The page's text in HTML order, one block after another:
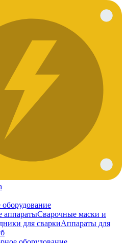
аппаратыСварочные маски и
для сваркиАппараты для